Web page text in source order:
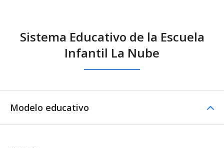
Sistema Educativo de la Escuela
Infantil La Nube
Modelo educativo